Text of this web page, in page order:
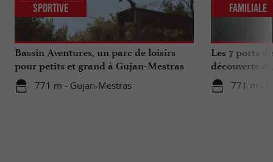
Bassin Aventures, un parc de loisirs
pour petits et grand à Gujan-Mestras
771 m - Gujan-Mestras
Sportive
Les 7 ports
découverte
771 m -
Familiale